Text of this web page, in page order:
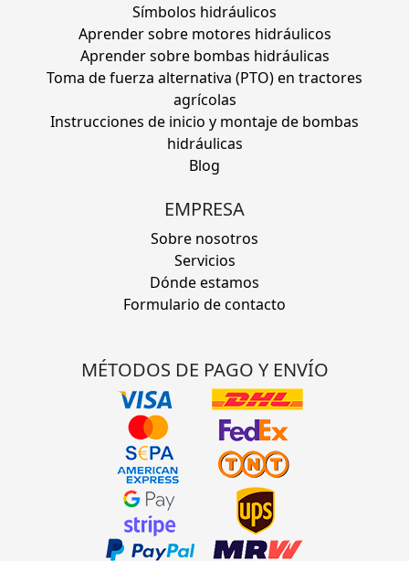
Símbolos hidráulicos
Aprender sobre motores hidráulicos
Aprender sobre bombas hidráulicas
Toma de fuerza alternativa (PTO) en tractores
agrícolas
Instrucciones de inicio y montaje de bombas
hidráulicas
Blog
EMPRESA
Sobre nosotros
Servicios
Dónde estamos
Formulario de contacto
MÉTODOS DE PAGO Y ENVÍO